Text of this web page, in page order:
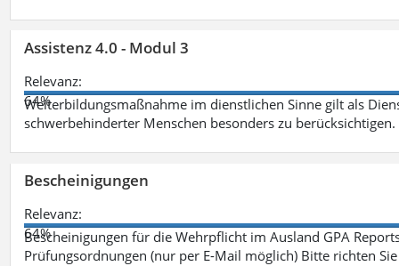
Assistenz 4.0 - Modul 3
Relevanz:
64%
Weiterbildungsmaßnahme im dienstlichen Sinne gilt als
schwerbehinderter Menschen besonders zu
Bescheinigungen
Relevanz:
64%
Bescheinigungen für die Wehrpflicht im Ausland GPA
Prüfungsordnungen (nur per E-Mail möglich) Bitte richten